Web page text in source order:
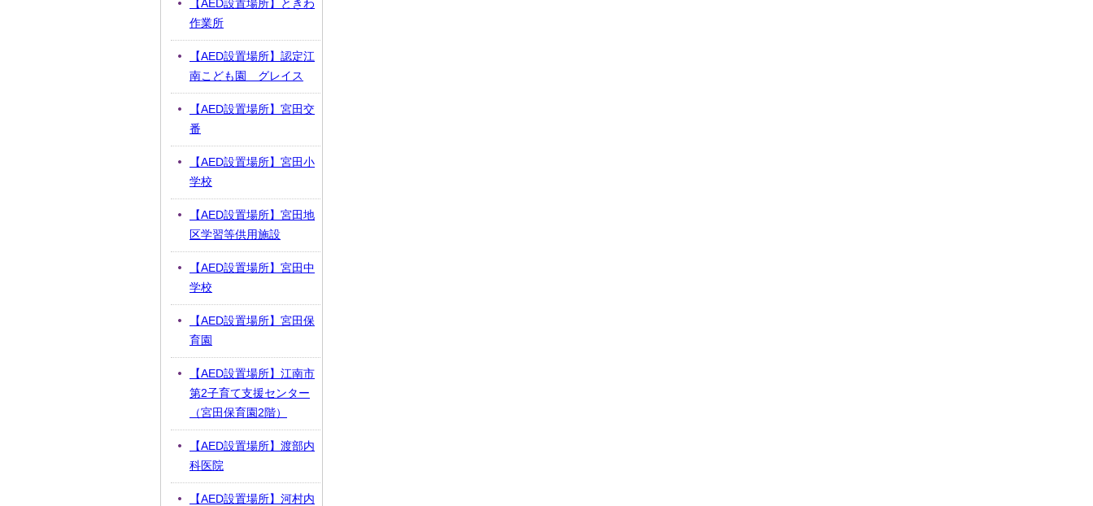
【AED設置場所】ときわ
作業所
【AED設置場所】認定江
南こども園 グレイス
【AED設置場所】宮田交
番
【AED設置場所】宮田小
学校
【AED設置場所】宮田地
区学習等供用施設
【AED設置場所】宮田中
学校
【AED設置場所】宮田保
育園
【AED設置場所】江南市
第2子育て支援センター
（宮田保育園2階）
【AED設置場所】渡部内
科医院
【AED設置場所】河村内